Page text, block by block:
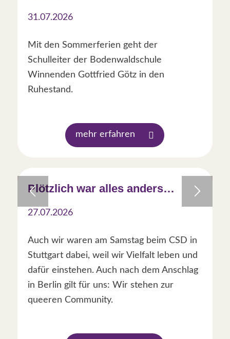
31.07.2026
Mit den Sommerferien geht der
Schulleiter der Bodenwaldschule
Winnenden Gottfried Götz in den
Ruhestand.
mehr erfahren
Plötzlich war alles anders…
27.07.2026
Auch wir waren am Samstag beim CSD in
Stuttgart dabei, weil wir Vielfalt leben und
dafür einstehen. Auch nach dem Anschlag
in Berlin gilt für uns: Wir stehen zur
queeren Community.